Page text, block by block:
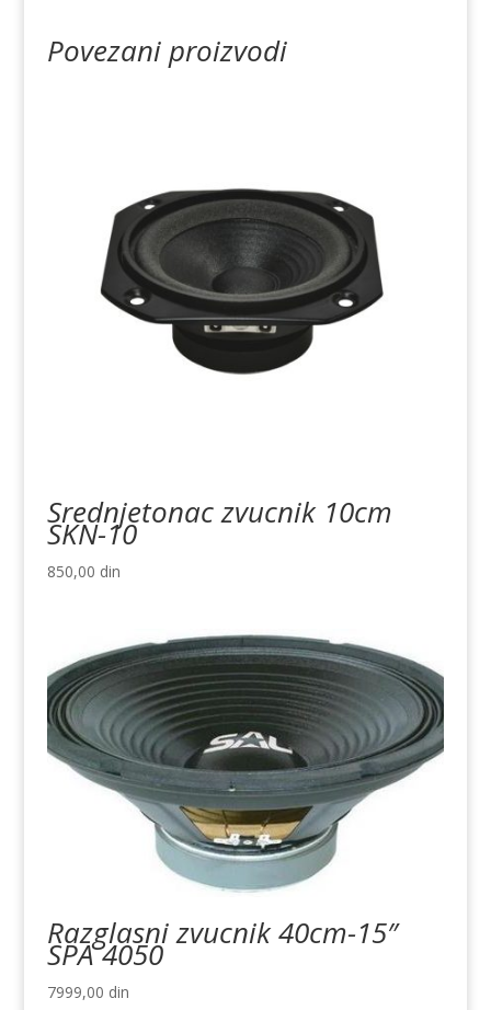
Povezani proizvodi
Srednjetonac zvucnik 10cm
SKN-10
850,00 din
Razglasni zvucnik 40cm-15″
SPA 4050
7999,00 din